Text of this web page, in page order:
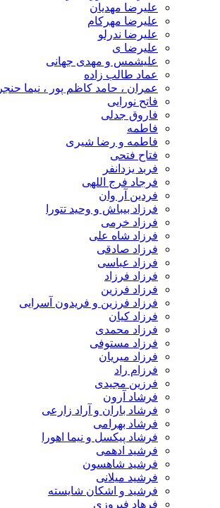
علیرضا مهدیان
علیرضا مهرکام
علیرضا ندرلو
علیرضا ی
علیشمس و مهدی جهانی
عماد طالب زاده
عمران ، حامد کاظم پور ، نیما حنجر
فاتح نورایی
فاروق جدلی
فاطمه
فاطمه و رضا شیری
فتاح فتحی
فربد یزدانفر
فرجاد فرج اللهی
فردین آر وان
فرزاد بیباش و وحید تتورا
فرزاد خرمی
فرزاد شاه علی
فرزاد صادقی
فرزاد عباسی
فرزاد فرزاد
فرزاد فرزین
فرزاد فرزین و فریدون آسرایی
فرزاد کیان
فرزاد محمدی
فرزاد مستوفی
فرزاد میریان
فرزام راد
فرزین مجیدی
فرشاد آرون
فرشاد باران و آراد زارعی
فرشاد بهرامی
فرشاد پیکسل و نیما اهورا
فرشید ادهمی
فرشید شاهسون
فرشید میلانی
فرشید و اشکان شایسته
فرهاد فیروزی